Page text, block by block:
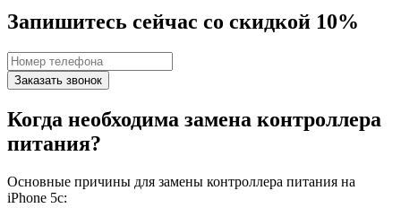
Запишитесь сейчас со скидкой 10%
Заказать звонок
Когда необходима замена контроллера
питания?
Основные причины для замены контроллера питания на
iPhone 5c: